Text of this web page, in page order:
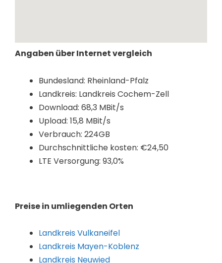
Angaben über Internet vergleich
Bundesland: Rheinland-Pfalz
Landkreis: Landkreis Cochem-Zell
Download: 68,3 MBit/s
Upload: 15,8 MBit/s
Verbrauch: 224GB
Durchschnittliche kosten: €24,50
LTE Versorgung: 93,0%
Preise in umliegenden Orten
Landkreis Vulkaneifel
Landkreis Mayen-Koblenz
Landkreis Neuwied